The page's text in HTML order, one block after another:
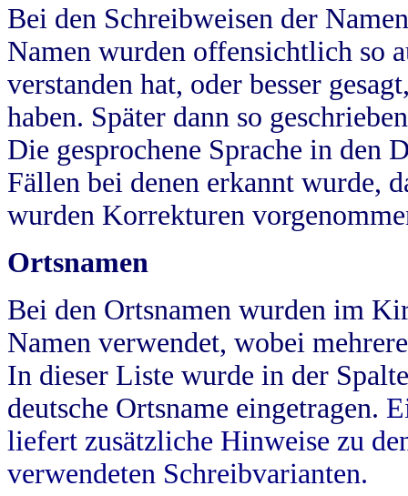
Bei den Schreibweisen der
Namen wurden offensichtlich so
verstanden hat, oder besser
haben. Später dann so
Die gesprochene Sprache in
Fällen bei denen erkannt wurde,
wurden Korrekturen
Ortsnamen
Bei den Ortsnamen wurden im
Namen verwendet, wobei
In dieser Liste wurde in der
deutsche Ortsname eingetragen.
liefert zusätzliche Hinweise zu
verwendeten Schreibvarianten.